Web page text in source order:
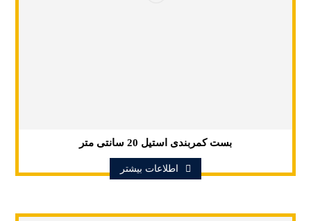
بست کمربندی استیل 20 سانتی متر
اطلاعات بیشتر